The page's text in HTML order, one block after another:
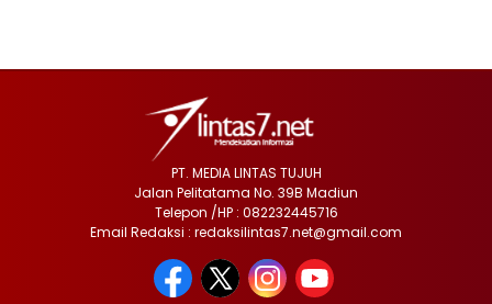
PT. MEDIA LINTAS TUJUH
Jalan Pelitatama No. 39B Madiun
Telepon /HP : 082232445716
Email Redaksi : redaksilintas7.net@gmail.com